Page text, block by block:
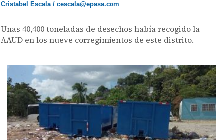
Cristabel Escala / cescala@epasa.com
Unas 40,400 toneladas de desechos había recogido la
AAUD en los nueve corregimientos de este distrito.